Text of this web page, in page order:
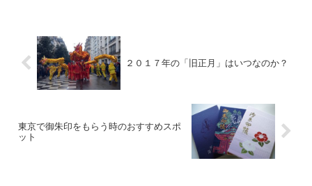
２０１７年の「旧正月」はいつなのか？
東京で御朱印をもらう時のおすすめスポ
ット